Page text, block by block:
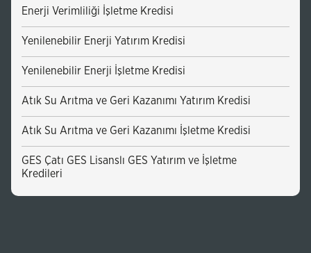
Enerji Verimliliği İşletme Kredisi
Yenilenebilir Enerji Yatırım Kredisi
Yenilenebilir Enerji İşletme Kredisi
Atık Su Arıtma ve Geri Kazanımı Yatırım Kredisi
Atık Su Arıtma ve Geri Kazanımı İşletme Kredisi
GES Çatı GES Lisanslı GES Yatırım ve İşletme
Kredileri